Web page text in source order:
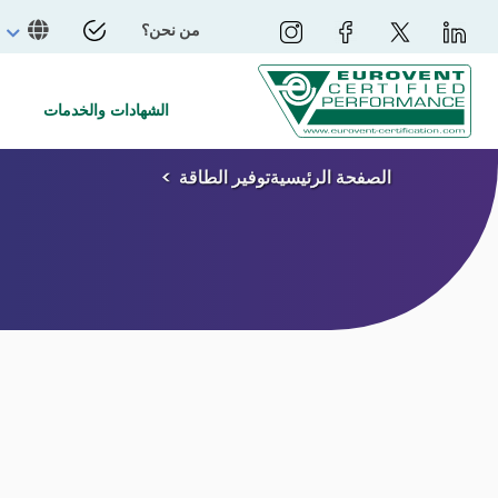
من نحن؟
الشهادات والخدمات
الصفحة الرئيسيةتوفير الطاقة